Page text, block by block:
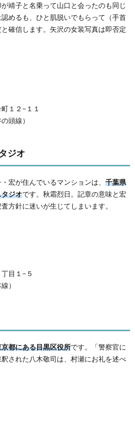
靖子と名乗って山口と会ったのも同じ
めるも、ひと肌脱いでもらって（手首
確信します。矢沢の女装写真は即否定
１２−１１
頭線）
ジオ
宏が住んでいるマンションは、 千葉県
ジオです。秋霜烈日。記章の意味と宏
方針に迷いが生じてしまいます。
目１−５
）
京都にある目黒区役所です。「警察官に
された八木敬司は、村瀬にお礼を述べ